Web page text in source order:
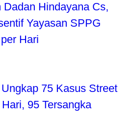
Dadan Hindayana Cs,
Yayasan SPPG
Hari
75 Kasus Street
95 Tersangka